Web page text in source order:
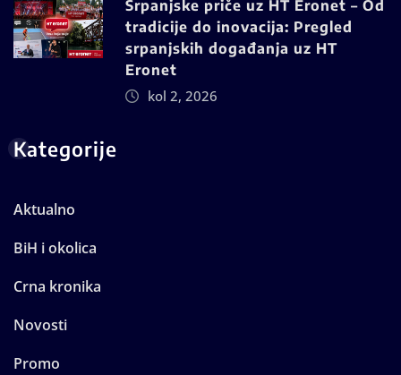
Srpanjske priče uz HT Eronet – Od
tradicije do inovacija: Pregled
srpanjskih događanja uz HT
Eronet
kol 2, 2026
Kategorije
Aktualno
BiH i okolica
Crna kronika
Novosti
Promo